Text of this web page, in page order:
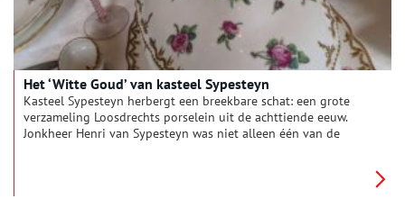
Het ‘Witte Goud’ van kasteel Sypesteyn
Kasteel Sypesteyn herbergt een breekbare schat: een grote
verzameling Loosdrechts porselein uit de achttiende eeuw.
Jonkheer Henri van Sypesteyn was niet alleen één van de